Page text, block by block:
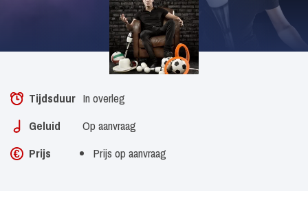
Tijdsduur In overleg
Geluid
Op aanvraag
Prijs
Prijs op aanvraag